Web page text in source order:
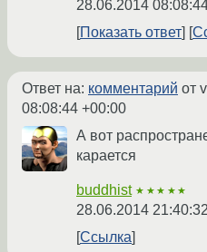
28.06.2014
Показать ответ
Ответ на: комментарий от
08:08:44 +00:00
А вот
карается
buddhist ★★★★★
28.06.2014
Ссылка